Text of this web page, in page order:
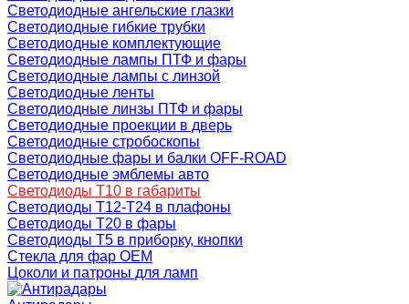
Светодиодные ангельские глазки
Светодиодные гибкие трубки
Светодиодные комплектующие
Светодиодные лампы ПТФ и фары
Светодиодные лампы с линзой
Светодиодные ленты
Светодиодные линзы ПТФ и фары
Светодиодные проекции в дверь
Светодиодные стробоскопы
Светодиодные фары и балки OFF-ROAD
Светодиодные эмблемы авто
Светодиоды T10 в габариты
Светодиоды T12-T24 в плафоны
Светодиоды T20 в фары
Светодиоды T5 в приборку, кнопки
Стекла для фар OEM
Цоколи и патроны для ламп